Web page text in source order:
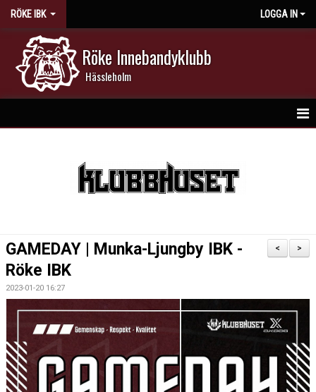
RÖKE IBK LOGGA IN
Röke Innebandyklubb
Hässleholm
MATCHER
MEDLEMSKAP
WEBBSHOP
KONTAKTER
>
<
GAMEDAY | Munka-Ljungby IBK -
Röke IBK
2023-01-20 16:27